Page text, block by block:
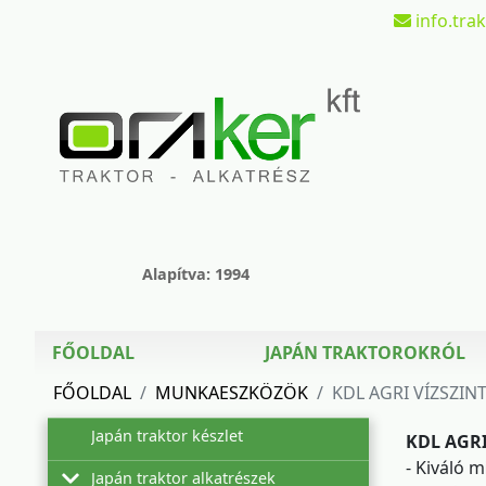
Alapítva: 1994
FŐOLDAL JAPÁN TRAKTOROKRÓL
FŐOLDAL
MUNKAESZKÖZÖK KDL AGRI
KDL
- Kiváló
Japán traktor készlet
Japán traktor alkatrészek